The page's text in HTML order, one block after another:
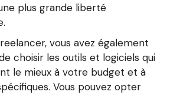
plus grande liberté
vous avez également
choisir les outils et logiciels qui
le mieux à votre budget et à
Vous pouvez opter